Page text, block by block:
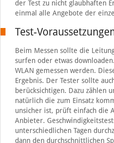
der Test zu nicht glaubhaften
einmal alle Angebote der
Test-
Beim Messen sollte die
surfen oder etwas
WLAN gemessen werden.
Ergebnis. Der Tester sollte
berücksichtigen. Dazu zählen
natürlich die zum Einsatz
unsicher ist, prüft einfach die
Anbieter.
unterschiedlichen Tagen
dann den durchschnittlichen